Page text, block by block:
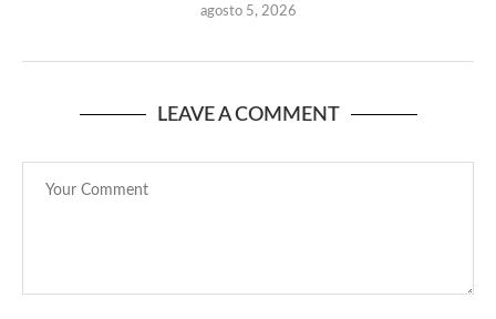
agosto 5, 2026
LEAVE A COMMENT